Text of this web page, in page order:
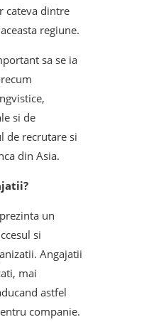
cateva dintre
regiune.
sa se ia
si de
de recrutare si
din Asia.
un
si
Angajatii
mai
astfel
companie.